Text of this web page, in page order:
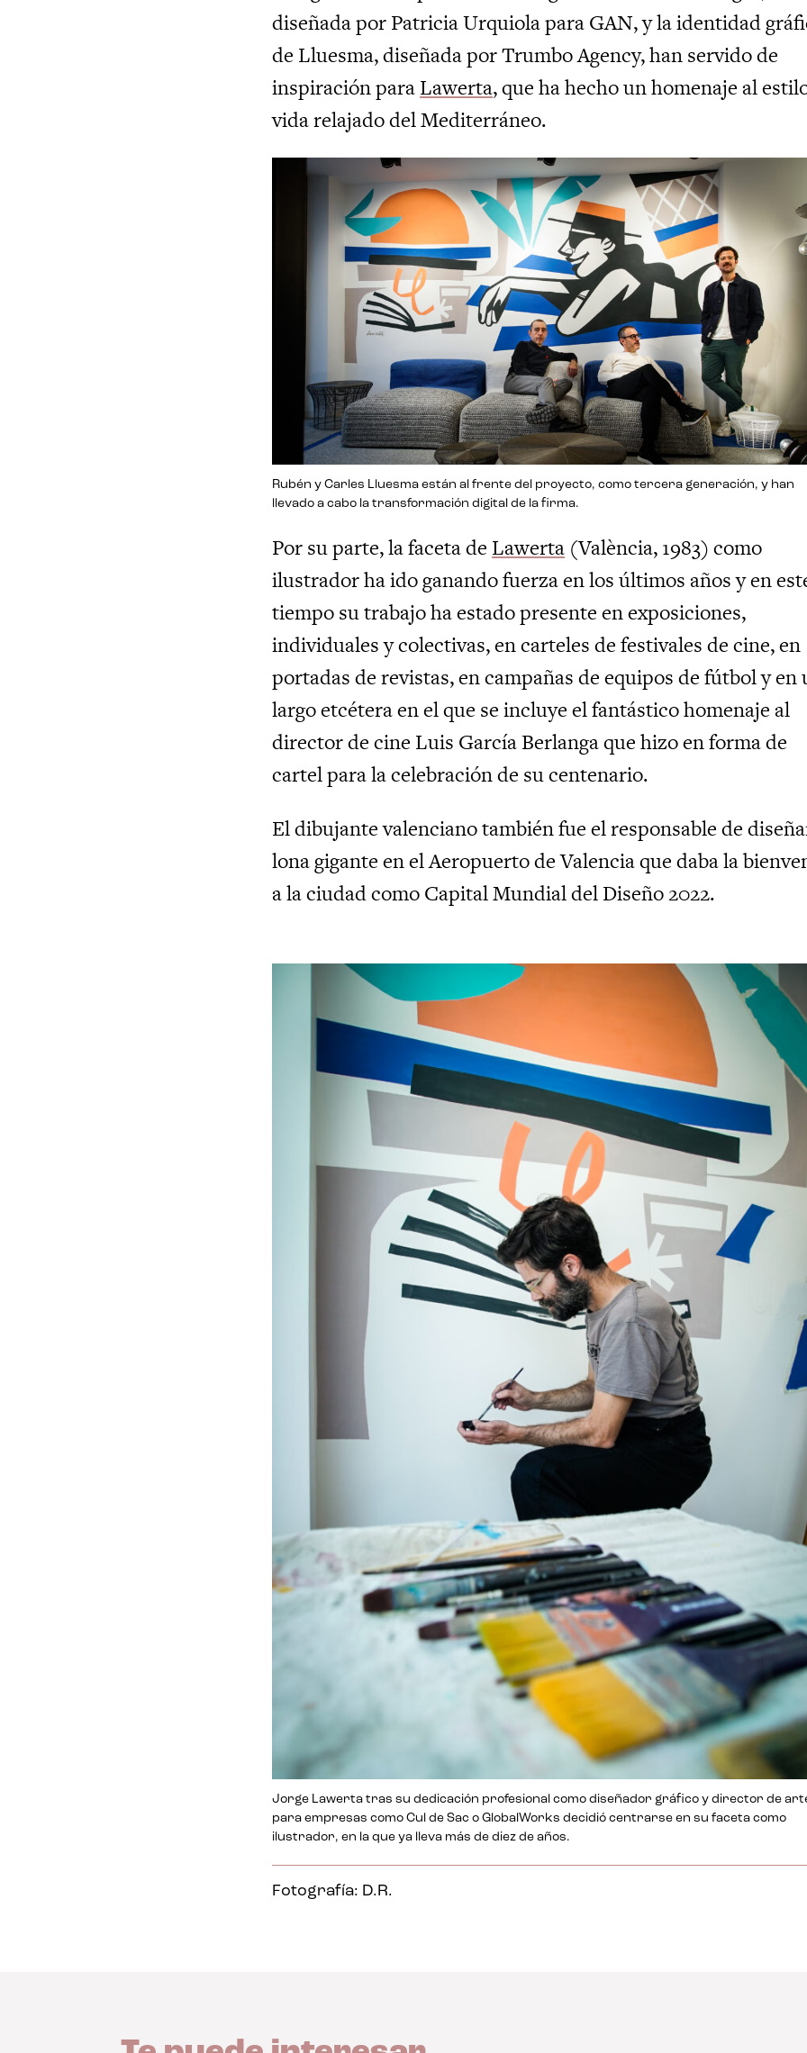
diseñada por Patricia Urquiola para GAN, y la identidad
de Lluesma, diseñada por Trumbo Agency, han servido de
inspiración paraLawerta, que ha hecho un homenaje al
vida relajado del Mediterráneo.
Rubén y Carles Lluesma están al frente del proyecto, como tercera generación, y han
llevado a cabo la transformación digital de la firma.
Por su parte, la faceta de Lawerta (València, 1983) como
ilustrador ha ido ganando fuerza en los últimos años y en
tiempo su trabajo ha estado presente en exposiciones,
individuales y colectivas, en carteles de festivales de cine, en
portadas de revistas, en campañas de equipos de fútbol y en
largo etcétera en el que se incluye el fantástico homenaje al
director de cine Luis García Berlanga que hizo en forma de
cartel para la celebración de su centenario.
El dibujante valenciano también fue el responsable de
lona gigante en el Aeropuerto de Valencia que daba la
a la ciudad como Capital Mundial del Diseño 2022.
Jorge Lawerta tras su dedicación profesional como diseñador gráfico y director de
para empresas como Cul de Sac o GlobalWorks decidió centrarse en su faceta como
ilustrador, en la que ya lleva más de diez de años.
Fotografía: D.R.